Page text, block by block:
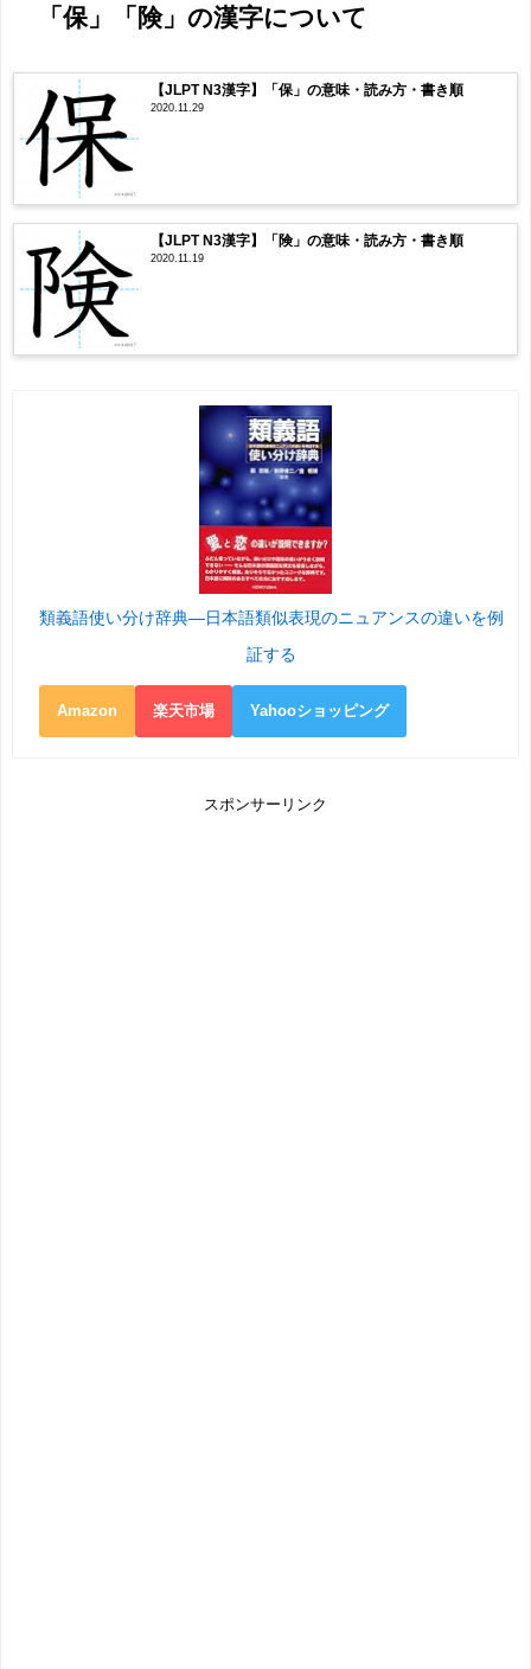
「保」「険」の漢字について
【JLPT N3漢字】「保」の意味・読み方・書き順
2020.11.29
【JLPT N3漢字】「険」の意味・読み方・書き順
2020.11.19
類義語使い分け辞典―日本語類似表現のニュアンスの違いを例
証する
Amazon 楽天市場 Yahooショッピング
スポンサーリンク